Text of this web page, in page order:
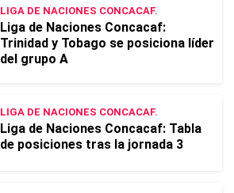
LIGA DE NACIONES CONCACAF.
Liga de Naciones Concacaf:
Trinidad y Tobago se posiciona líder
del grupo A
LIGA DE NACIONES CONCACAF.
Liga de Naciones Concacaf: Tabla
de posiciones tras la jornada 3